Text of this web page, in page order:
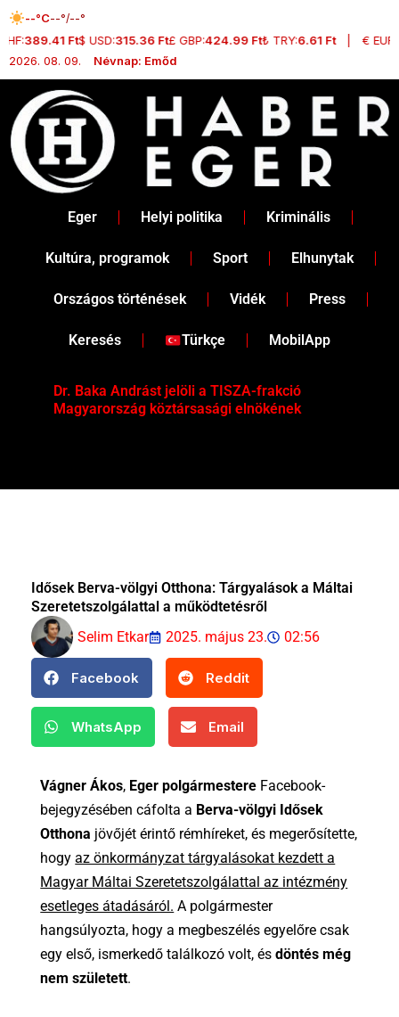
Skip
to
content
--°C--°/--°
389.41 Ft$ USD:315.36 Ft£ GBP:424.99 Ft₺ TRY:6.61 Ft| € EUR:
2026. 08. 09.
Névnap: Emőd
Eger Helyi politika Kriminális
Kultúra, programok Sport Elhunytak
Országos történések Vidék Press
Keresés Türkçe MobilApp
Dr. Baka Andrást jelöli a TISZA-frakció
Magyarország köztársasági elnökének
Idősek Berva-völgyi Otthona: Tárgyalások a Máltai
Szeretetszolgálattal a működtetésről
Selim Etkar
2025. május 23. 02:56
Facebook Reddit
WhatsApp Email
Vágner Ákos, Eger polgármestere Facebook-
bejegyzésében cáfolta a Berva-völgyi Idősek
Otthona jövőjét érintő rémhíreket, és megerősítette,
hogyaz önkormányzat tárgyalásokat kezdett a
Magyar Máltai Szeretetszolgálattal az intézmény
esetleges átadásáról. A polgármester
hangsúlyozta, hogy a megbeszélés egyelőre csak
egy első, ismerkedő találkozó volt, ésdöntés még
nem született.